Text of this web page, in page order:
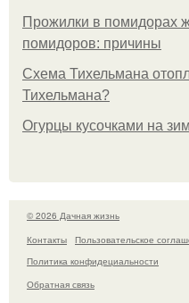
Прожилки в помидорах
помидоров: причины
Схема Тихельмана
Тихельмана?
Огурцы кусочками на
© 2026 Дачная жизнь
Контакты
Пользовательское
Политика конфидециальности
Обратная связь